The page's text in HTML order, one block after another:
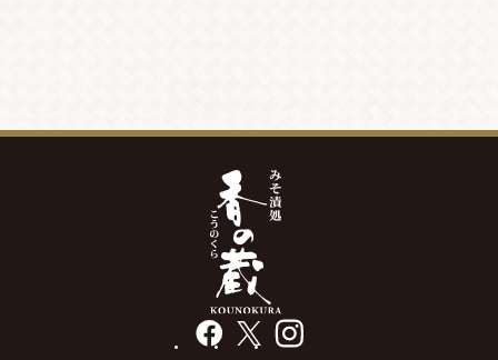
facebook instagram